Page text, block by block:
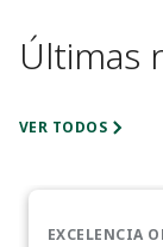
Últimas
VER TODOS
EXCELENCIA